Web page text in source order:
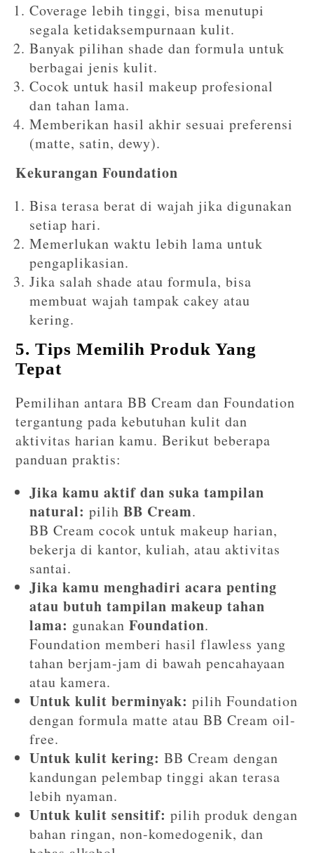
Coverage lebih tinggi, bisa menutupi
segala ketidaksempurnaan kulit.
Banyak pilihan shade dan formula untuk
berbagai jenis kulit.
Cocok untuk hasil makeup profesional
dan tahan lama.
Memberikan hasil akhir sesuai preferensi
(matte, satin, dewy).
Kekurangan Foundation
Bisa terasa berat di wajah jika digunakan
setiap hari.
Memerlukan waktu lebih lama untuk
pengaplikasian.
Jika salah shade atau formula, bisa
membuat wajah tampak cakey atau
kering.
5. Tips Memilih Produk Yang
Tepat
Pemilihan antara BB Cream dan Foundation
tergantung pada kebutuhan kulit dan
aktivitas harian kamu. Berikut beberapa
panduan praktis:
Jika kamu aktif dan suka tampilan
natural: pilihBB Cream.
BB Cream cocok untuk makeup harian,
bekerja di kantor, kuliah, atau aktivitas
santai.
Jika kamu menghadiri acara penting
atau butuh tampilan makeup tahan
lama: gunakanFoundation.
Foundation memberi hasil flawless yang
tahan berjam-jam di bawah pencahayaan
atau kamera.
Untuk kulit berminyak: pilih Foundation
dengan formula matte atau BB Cream oil-
free.
Untuk kulit kering: BB Cream dengan
kandungan pelembap tinggi akan terasa
lebih nyaman.
Untuk kulit sensitif: pilih produk dengan
bahan ringan, non-komedogenik, dan